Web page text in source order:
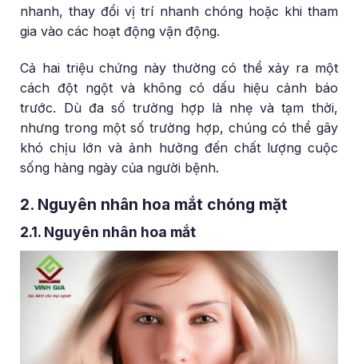
nhanh, thay đổi vị trí nhanh chóng hoặc khi tham
gia vào các hoạt động vận động.
Cả hai triệu chứng này thường có thể xảy ra một
cách đột ngột và không có dấu hiệu cảnh báo
trước. Dù đa số trường hợp là nhẹ và tạm thời,
nhưng trong một số trường hợp, chúng có thể gây
khó chịu lớn và ảnh hưởng đến chất lượng cuộc
sống hàng ngày của người bệnh.
2. Nguyên nhân hoa mắt chóng mặt
2.1. Nguyên nhân hoa mắt